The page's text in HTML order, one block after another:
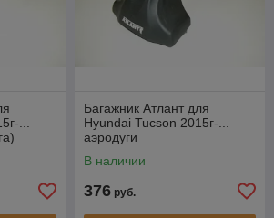
...
Багажник Атлант для
Hyundai Tucson 2015г-...
аэродуги
В наличии
376 руб.